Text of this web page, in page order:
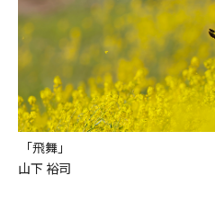
「飛舞」
山下 裕司